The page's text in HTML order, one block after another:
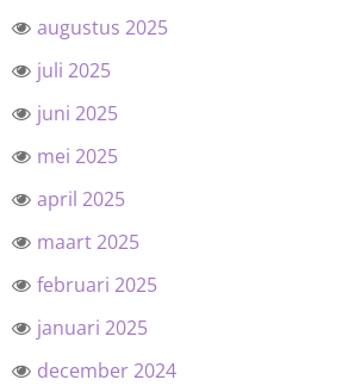
augustus 2025
juli 2025
juni 2025
mei 2025
april 2025
maart 2025
februari 2025
januari 2025
december 2024